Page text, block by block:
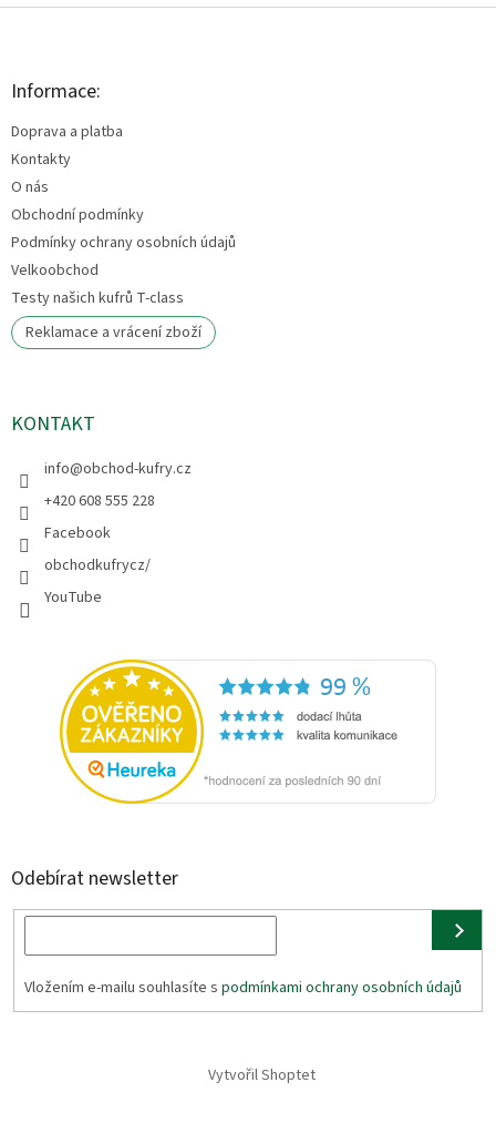
Z
Informace:
Doprava a platba
Kontakty
O nás
Obchodní podmínky
Podmínky ochrany osobních údajů
Velkoobchod
Testy našich kufrů T-class
Reklamace a vrácení zboží
KONTAKT
info@obchod-kufry.cz
+420 608 555 228
Facebook
obchodkufrycz/
YouTube
Odebírat newsletter
Vložením e-mailu souhlasíte s podmínkami ochrany osobních údajů
Vytvořil Shoptet